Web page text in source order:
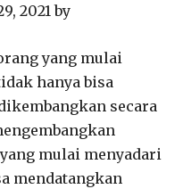
2021 by
yang mulai
hanya bisa
secara
mulai menyadari
mendatangkan